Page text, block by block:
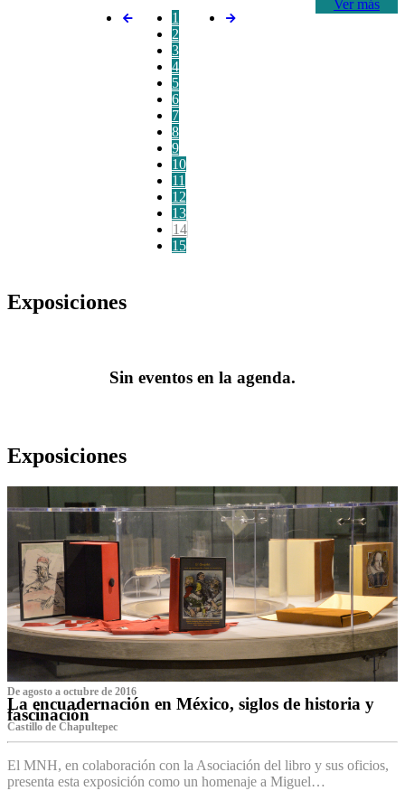
Ver más
1
2
3
4
5
6
7
8
9
10
11
12
13
14
15
Exposiciones
Sin eventos en la agenda.
Exposiciones
De agosto a octubre de 2016
La encuadernación en México, siglos de historia y
fascinación
Castillo de Chapultepec
El MNH, en colaboración con la Asociación del libro y sus oficios,
presenta esta exposición como un homenaje a Miguel…